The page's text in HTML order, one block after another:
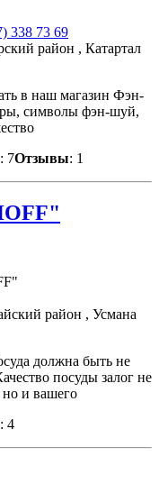
338 73 69
район , Катартал
в наш магазин Фэн-
символы фэн-шуй,
: 7Отзывы: 1
район , Усмана
должна быть не
посуды залог не
и вашего
: 4